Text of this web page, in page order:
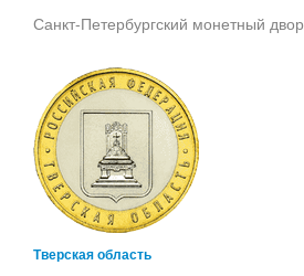
Санкт-Петербургский монетный двор
Тверская область